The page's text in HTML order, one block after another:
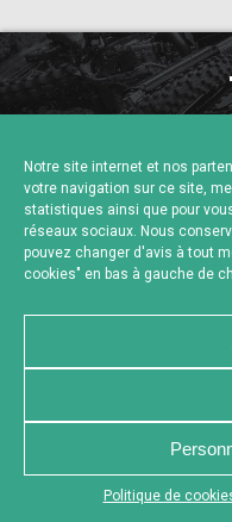
Notre site internet et nos
votre navigation sur ce site,
statistiques ainsi que pour
réseaux sociaux. Nous
pouvez changer d'avis à tout
cookies" en bas à gauche de
Politique de
Appuyez sur le bouton
RÉALISÉ